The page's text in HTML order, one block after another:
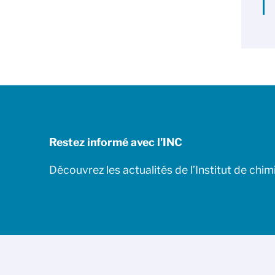
Restez informé avec l'INC
Découvrez les actualités de l’Institut de